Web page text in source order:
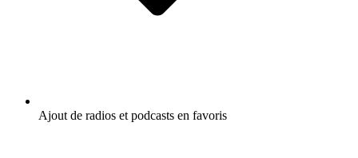
Ajout de radios et podcasts en favoris